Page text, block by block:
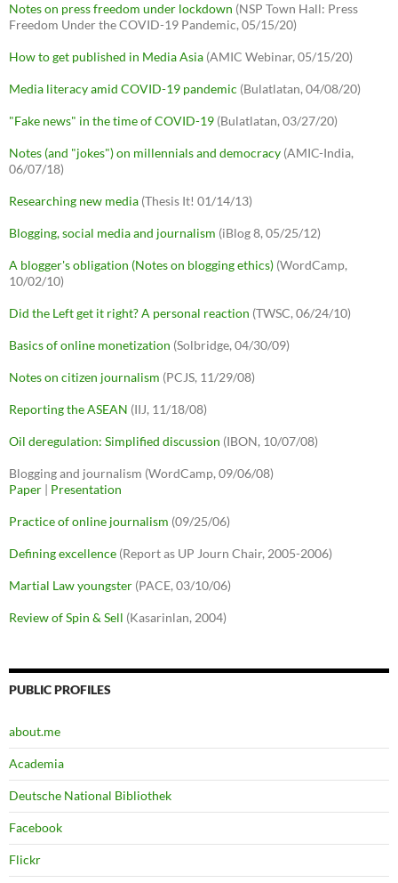
Notes on press freedom under lockdown (NSP Town Hall: Press
Freedom Under the COVID-19 Pandemic, 05/15/20)
How to get published in Media Asia (AMIC Webinar, 05/15/20)
Media literacy amid COVID-19 pandemic (Bulatlatan, 04/08/20)
"Fake news" in the time of COVID-19 (Bulatlatan, 03/27/20)
Notes (and "jokes") on millennials and democracy (AMIC-India,
06/07/18)
Researching new media (Thesis It! 01/14/13)
Blogging, social media and journalism (iBlog 8, 05/25/12)
A blogger's obligation (Notes on blogging ethics) (WordCamp,
10/02/10)
Did the Left get it right? A personal reaction (TWSC, 06/24/10)
Basics of online monetization (Solbridge, 04/30/09)
Notes on citizen journalism (PCJS, 11/29/08)
Reporting the ASEAN (IIJ, 11/18/08)
Oil deregulation: Simplified discussion (IBON, 10/07/08)
Blogging and journalism (WordCamp, 09/06/08)
Paper | Presentation
Practice of online journalism (09/25/06)
Defining excellence (Report as UP Journ Chair, 2005-2006)
Martial Law youngster (PACE, 03/10/06)
Review of Spin & Sell (Kasarinlan, 2004)
PUBLIC PROFILES
about.me
Academia
Deutsche National Bibliothek
Facebook
Flickr